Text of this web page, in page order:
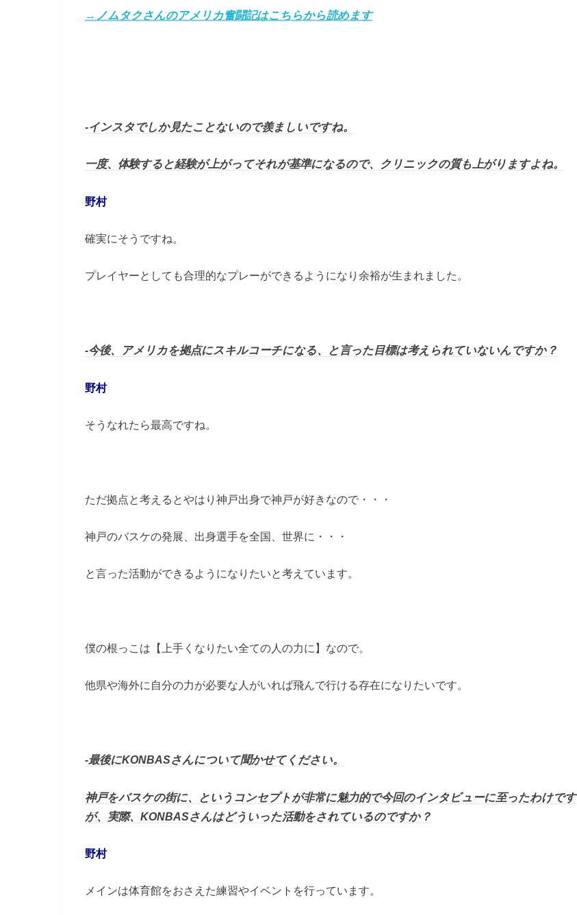
→ノムタクさんのアメリカ奮闘記はこちらから読めます
-インスタでしか見たことないので羨ましいですね。
一度、体験すると経験が上がってそれが基準になるので、クリニックの質も上がりますよね。
野村
確実にそうですね。
プレイヤーとしても合理的なプレーができるようになり余裕が生まれました。
-今後、アメリカを拠点にスキルコーチになる、と言った目標は考えられていないんですか？
野村
そうなれたら最高ですね。
ただ拠点と考えるとやはり神戸出身で神戸が好きなので・・・
神戸のバスケの発展、出身選手を全国、世界に・・・
と言った活動ができるようになりたいと考えています。
僕の根っこは【上手くなりたい全ての人の力に】なので。
他県や海外に自分の力が必要な人がいれば飛んで行ける存在になりたいです。
‐最後にKONBASさんについて聞かせてください。
神戸をバスケの街に、というコンセプトが非常に魅力的で今回のインタビューに至ったわけです
が、実際、KONBASさんはどういった活動をされているのですか？
野村
メインは体育館をおさえた練習やイベントを行っています。